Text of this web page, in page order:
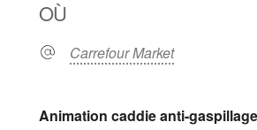
OÙ
Carrefour Market
Animation caddieanti-gaspillage